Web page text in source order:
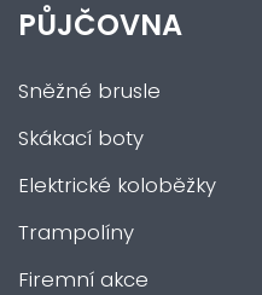
PŮJČOVNA
Sněžné brusle
Skákací boty
Elektrické koloběžky
Trampolíny
Firemní akce